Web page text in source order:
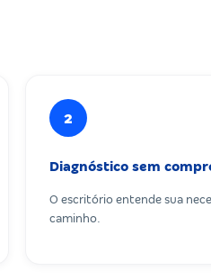
2
Diagnóstico sem
O escritório entende sua
caminho.